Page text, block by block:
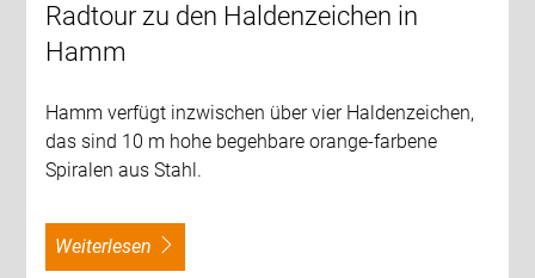
Radtour zu den Haldenzeichen in
Hamm
Hamm verfügt inzwischen über vier Haldenzeichen,
das sind 10 m hohe begehbare orange-farbene
Spiralen aus Stahl.
weiterlesen